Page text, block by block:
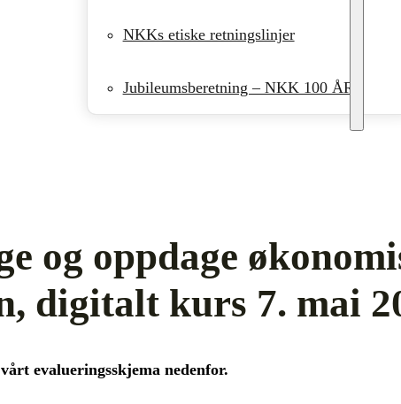
NKKs etiske retningslinjer
Jubileumsberetning – NKK 100 ÅR
og oppdage
digitalt kurs 7. mai
evalueringsskjema nedenfor.